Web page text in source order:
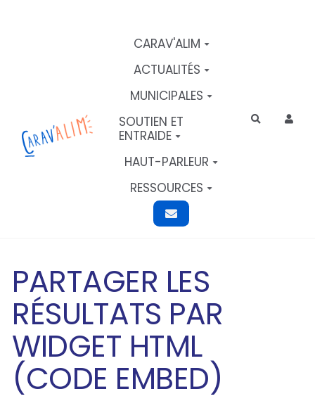
CARAV'ALIM
ACTUALITÉS
MUNICIPALES
SOUTIEN ET
ENTRAIDE
HAUT-PARLEUR
RESSOURCES
Rechercher
PARTAGER LES
RÉSULTATS PAR
WIDGET HTML
(CODE EMBED)